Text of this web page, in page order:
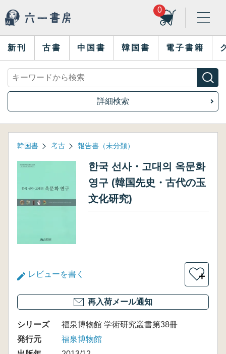
0
新刊 古書 中国書 韓国書 電子書籍
詳細検索
韓国書 考古 報告書（未分類）
한국 선사・고대의 옥문화
영구 (韓国先史・古代の玉
文化研究)
レビューを書く ＋
再入荷メール通知
シリーズ
福泉博物館 学術研究叢書第38冊
発行元
福泉博物館